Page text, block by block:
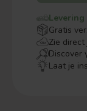
Levering
Gratis
Zie
Discover
Laat je